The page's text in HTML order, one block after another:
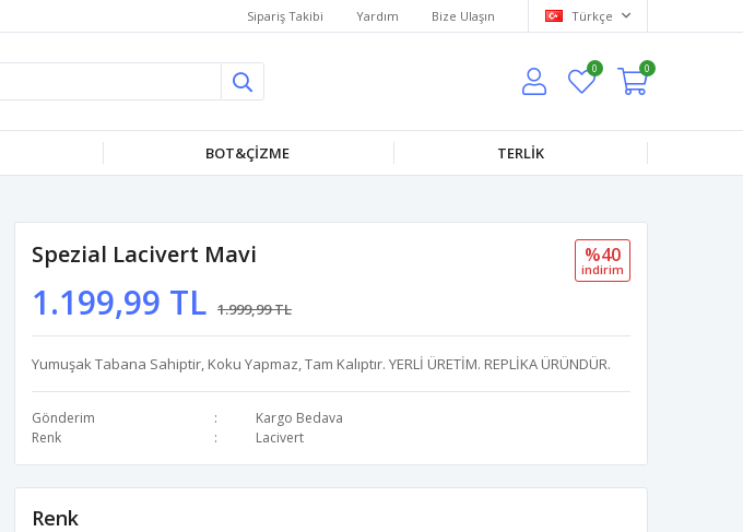
Sipariş Takibi Yardım Bize Ulaşın Türkçe
0 0
BOT&ÇIZME TERLİK
Spezial Lacivert Mavi
1.199,99 TL 1.999,99 TL
%40
i̇ndi̇ri̇m
Yumuşak Tabana Sahiptir, Koku Yapmaz, Tam Kalıptır. YERLİ ÜRETİM. REPLİKA ÜRÜNDÜR.
Gönderim
Kargo Bedava
Renk
Lacivert
Renk